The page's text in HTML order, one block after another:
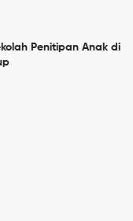
Penitipan Anak di